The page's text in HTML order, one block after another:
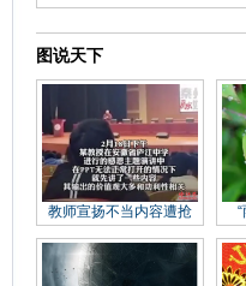
图说天下
教师宣扬不当内容遭抢